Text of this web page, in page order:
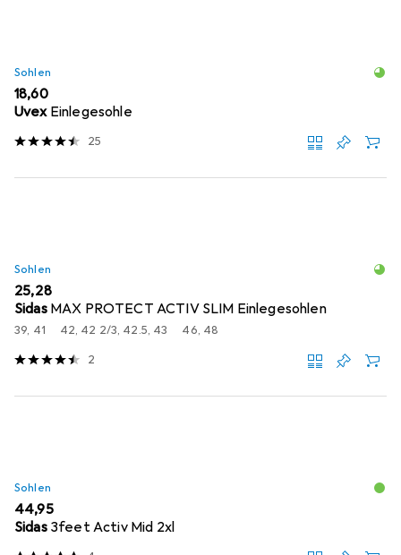
Sohlen
EUR
18,60
Uvex Einlegesohle
25
Sohlen
EUR
25,28
Sidas MAX PROTECT ACTIV SLIM Einlegesohlen
39, 41 42, 42 2/3, 42.5, 43 46, 48
2
Sohlen
EUR
44,95
Sidas 3feet Activ Mid 2xl